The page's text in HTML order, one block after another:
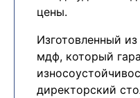
цены.
Изготовленный
мдф, который
директорский